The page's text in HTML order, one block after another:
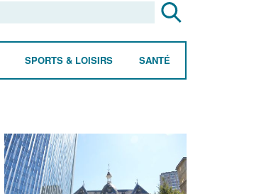
SPORTS & LOISIRS SANTÉ